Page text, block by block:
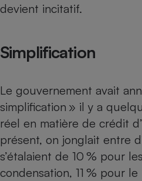
devient incitatif.
Simplification
Le gouvernement avait
simplification » il y a
réel en matière de crédit
présent, on jonglait entre
s’étalaient de 10 % pour
condensation, 11 % pour